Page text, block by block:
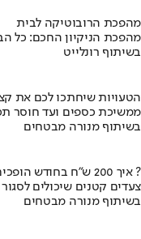
מהפכת הרובוטיקה לבית
מהפכת הניקיון החכם: כל
בשיתוף רונלייט
הטעויות שיחתכו לכם את
ממשיכת כספים ועד חוסר
בשיתוף מנורה מבטחים
איך 200 ש"ח בחודש הופכים ל140 אלף ?
צעדים קטנים שיכולים
בשיתוף מנורה מבטחים